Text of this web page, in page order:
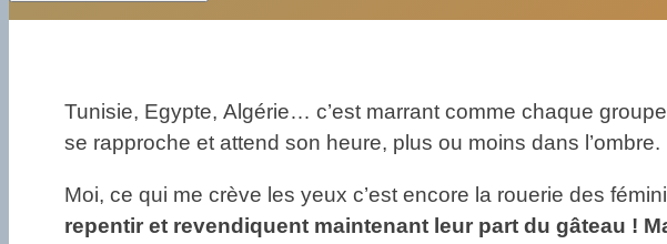
Tunisie, Egypte, Algérie… c’est marrant comme chaque
se rapproche et attend son heure, plus ou moins dans l’ombre.
Moi, ce qui me crève les yeux c’est encore la rouerie des
repentir et revendiquent maintenant leur part du gâteau !